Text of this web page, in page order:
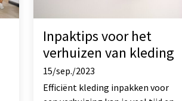
Inpaktips voor het
verhuizen van kleding
15/sep./2023
Efficiënt kleding inpakken voor